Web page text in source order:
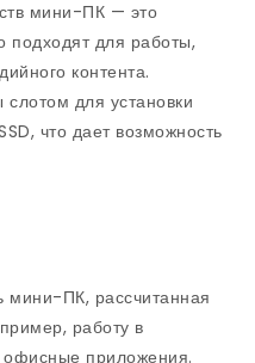
мини-ПК — это
подходят для работы,
контента.
для установки
что дает возможность
мини-ПК, рассчитанная
работу в
офисные приложения.